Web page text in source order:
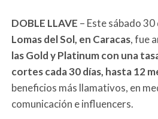
DOBLE LLAVE – Este sábado
Lomas del Sol, en Caracas, fue
las Gold y Platinum con una
cortes cada 30 días, hasta 12
beneficios más llamativos, en
comunicación e influencers.